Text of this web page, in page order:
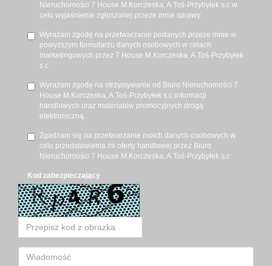
Nieruchomości 7 House M.Korczeska, A.Toś-Przybyłek s.c w
celu wyjaśnienie zgłoszonej przeze mnie sprawy.
Wyrażam zgodę na przetwarzanie podanych przeze mnie w
powyższym formularzu danych osobowych w celach
marketingowych przez 7 House M.Korczeska, A.Toś-Przybyłek
s.c
Wyrażam zgodę na otrzymywanie od Biuro Nieruchomości 7
House M.Korczeska, A.Toś-Przybyłek s.c informacji
handlowych oraz materiałów promocyjnych drogą
elektroniczną.
Zgadzam się na przetwarzanie moich danych osobowych w
celu przedstawienia mi oferty handlowej przez Biuro
Nieruchomości 7 House M.Korczeska, A.Toś-Przybyłek s.c
Kod zabezpieczający